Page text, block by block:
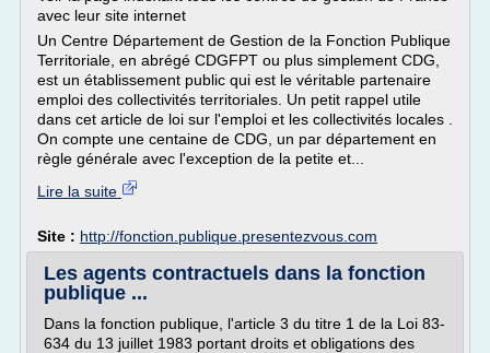
avec leur site internet
Un Centre Département de Gestion de la Fonction Publique
Territoriale, en abrégé CDGFPT ou plus simplement CDG,
est un établissement public qui est le véritable partenaire
emploi des collectivités territoriales. Un petit rappel utile
dans cet article de loi sur l'emploi et les collectivités locales .
On compte une centaine de CDG, un par département en
règle générale avec l'exception de la petite et...
Lire la suite
Site : http://fonction.publique.presentezvous.com
Les agents contractuels dans la fonction
publique ...
Dans la fonction publique, l'article 3 du titre 1 de la Loi 83-
634 du 13 juillet 1983 portant droits et obligations des